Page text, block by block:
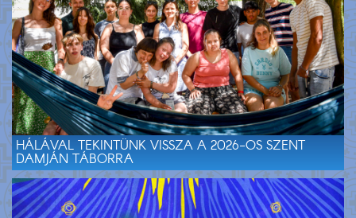
HÁLÁVAL TEKINTÜNK VISSZA A 2026-OS SZENT
DAMJÁN TÁBORRA